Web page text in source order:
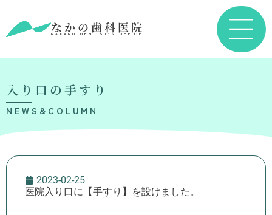
なかの歯科医院
NAKANO DENTIST’S OFFICE
入り口の手すり
NEWS&COLUMN
2023-02-25
医院入り口に【手すり】を設けました。